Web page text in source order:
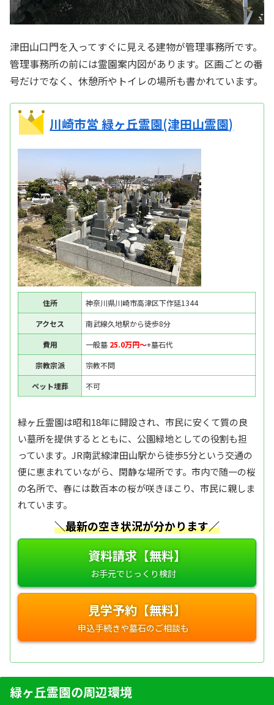
津田山口門を入ってすぐに見える建物が管理事務所です。
管理事務所の前には霊園案内図があります。区画ごとの番
号だけでなく、休憩所やトイレの場所も書かれています。
川崎市営 緑ヶ丘霊園(津田山霊園)
住所
神奈川県川崎市高津区下作延1344
アクセス
南武線久地駅から徒歩8分
費用
一般墓 25.0万円〜+墓石代
宗教宗派
宗教不問
ペット埋葬
不可
緑ヶ丘霊園は昭和18年に開設され、市民に安くて質の良
い墓所を提供するとともに、公園緑地としての役割も担
っています。JR南武線津田山駅から徒歩5分という交通の
便に恵まれていながら、閑静な場所です。市内で随一の桜
の名所で、春には数百本の桜が咲きほこり、市民に親しま
れています。
＼最新の空き状況が分かります／
資料請求【無料】
見学予約【無料】
緑ヶ丘霊園の周辺環境